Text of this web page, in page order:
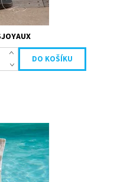
velice jemné
skupiny mimo Gr.I